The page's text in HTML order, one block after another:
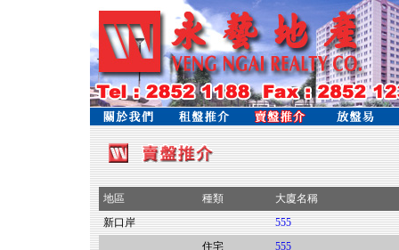
地區 種類
大廈名稱
新口岸
555
住宅
555